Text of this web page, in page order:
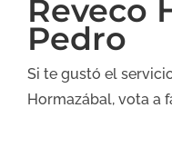
Reveco
Pedro
Si te gustó el
Hormazábal, vota a